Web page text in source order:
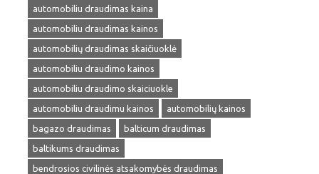
automobiliu draudimas kaina
automobiliu draudimas kainos
automobilių draudimas skaičiuoklė
automobiliu draudimo kainos
automobiliu draudimo skaiciuokle
automobiliu draudimu kainos
automobilių kainos
bagazo draudimas
balticum draudimas
baltikums draudimas
bendrosios civilinės atsakomybės draudimas